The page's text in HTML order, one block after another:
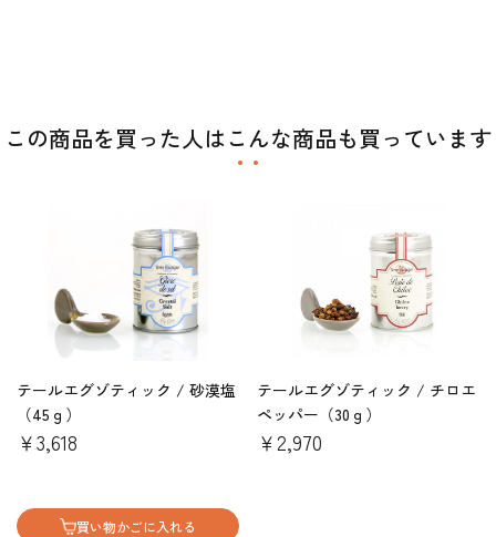
この商品を買った人はこんな商品も買っています
テールエグゾティック / 砂漠塩
（45ｇ）
￥3,618
買い物かごに入れる
テールエグゾティック / チロエ
ペッパー（30ｇ）
￥2,970